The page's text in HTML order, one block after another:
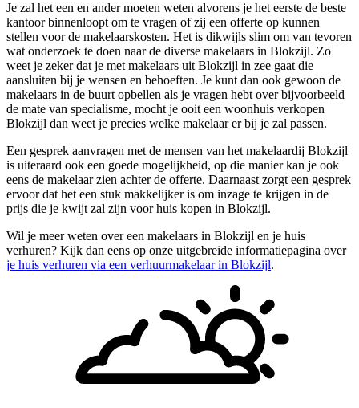
Je zal het een en ander moeten weten alvorens je het eerste de beste
kantoor binnenloopt om te vragen of zij een offerte op kunnen
stellen voor de makelaarskosten. Het is dikwijls slim om van tevoren
wat onderzoek te doen naar de diverse makelaars in Blokzijl. Zo
weet je zeker dat je met makelaars uit Blokzijl in zee gaat die
aansluiten bij je wensen en behoeften. Je kunt dan ook gewoon de
makelaars in de buurt opbellen als je vragen hebt over bijvoorbeeld
de mate van specialisme, mocht je ooit een woonhuis verkopen
Blokzijl dan weet je precies welke makelaar er bij je zal passen.
Een gesprek aanvragen met de mensen van het makelaardij Blokzijl
is uiteraard ook een goede mogelijkheid, op die manier kan je ook
eens de makelaar zien achter de offerte. Daarnaast zorgt een gesprek
ervoor dat het een stuk makkelijker is om inzage te krijgen in de
prijs die je kwijt zal zijn voor huis kopen in Blokzijl.
Wil je meer weten over een makelaars in Blokzijl en je huis
verhuren? Kijk dan eens op onze uitgebreide informatiepagina over
je huis verhuren via een verhuurmakelaar in Blokzijl.